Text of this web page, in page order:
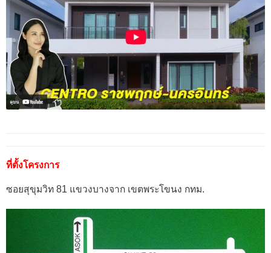
ที่ตั้งโครงการ
ซอยสุขุมวิท 81 แขวงบางจาก เขตพระโขนง กทม.